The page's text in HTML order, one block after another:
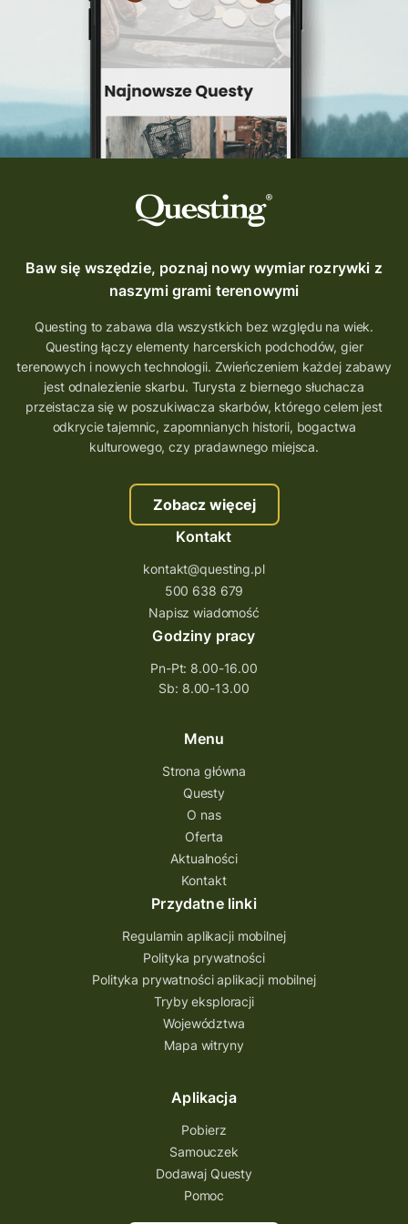
Quest Szlak Przygody
przygoda
nowy quest
najlepsze questy
wycieczki
turystyka przygodowa
Szlak Przygody
szkolenie
szkło
scieżka questingowa
questy w Polsce
questujznami
QUESTOMANIA
questing.pl
Quest Koziołek Matołek
gra miejska
co zobaczyć na Śląsku
aplikacja questy
aplikacja gry terenowe
wielkopolskie questy
wakacje z questami
trenerzy questingu
szkolenie tworzenie questów
szkolenie questing
Stefan Żeromski
ścieżka
Rzeszów
questy świętokrzyskie
questujwpolsce
questuj z nami
questingwyprawa po skarb
questingowy projekt współpracy
questing wielkopolska
Questing Przecławski
Questing Łódzkie
questing gry terenowe
Quest Świętokrzyskie
quest na szlaku Przygody
Quest Bolestraszyce
Quest Arboretum
Przecław Quest
projekt
Pogórze Dynowskie
Partnerstwo Questingu
Park Etnograficzny w Tokarni
Park Etnograficzny
natura
mazowieckie
Hutniczy Ostrowiec
gry terenowe
gry edukacyjne
Baw się wszędzie, poznaj nowy wymiar rozrywki z
naszymi grami terenowymi
Questing to zabawa dla wszystkich bez względu na wiek.
Questing łączy elementy harcerskich podchodów, gier
terenowych i nowych technologii. Zwieńczeniem każdej zabawy
jest odnalezienie skarbu. Turysta z biernego słuchacza
przeistacza się w poszukiwacza skarbów, którego celem jest
odkrycie tajemnic, zapomnianych historii, bogactwa
kulturowego, czy pradawnego miejsca.
Zobacz więcej
Kontakt
kontakt@questing.pl
500 638 679
Napisz wiadomość
Godziny pracy
Pn-Pt: 8.00-16.00
Sb: 8.00-13.00
Menu
Strona główna
Questy
O nas
Oferta
Aktualności
Kontakt
Przydatne linki
Regulamin aplikacji mobilnej
Polityka prywatności
Polityka prywatności aplikacji mobilnej
Tryby eksploracji
Województwa
Mapa witryny
Aplikacja
Pobierz
Samouczek
Dodawaj Questy
Pomoc